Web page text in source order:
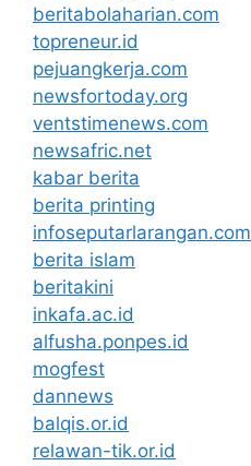
beritabolaharian.com
topreneur.id
pejuangkerja.com
newsfortoday.org
ventstimenews.com
newsafric.net
kabar berita
berita printing
infoseputarlarangan.com
berita islam
beritakini
inkafa.ac.id
alfusha.ponpes.id
mogfest
dannews
balqis.or.id
relawan-tik.or.id